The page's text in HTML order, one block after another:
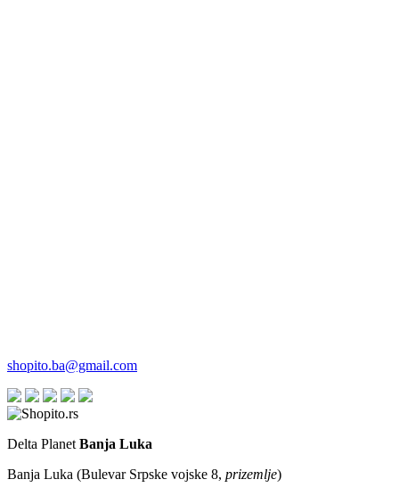
shopito.ba@gmail.com
Delta Planet Banja Luka
Banja Luka (Bulevar Srpske vojske 8, prizemlje)